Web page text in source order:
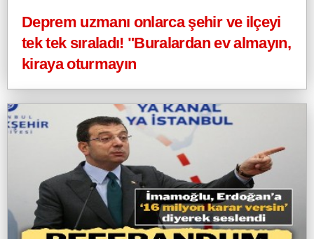
Deprem uzmanı onlarca şehir ve ilçeyi
tek tek sıraladı! "Buralardan ev almayın,
kiraya oturmayın